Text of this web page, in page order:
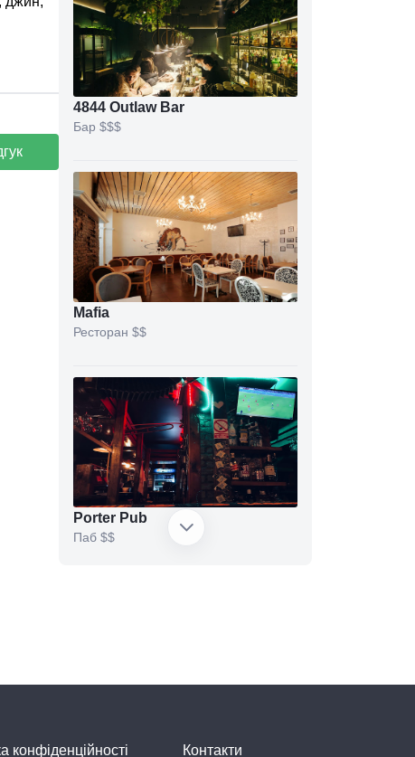
4844 Outlaw Bar
Бар $$$
Mafia
Ресторан $$
Porter Pub
Паб $$
Бар
конфіденційності Контакти